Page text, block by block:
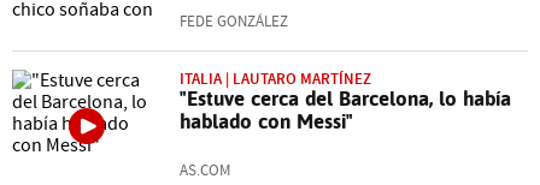
FEDE GONZÁLEZ
ITALIA | LAUTARO MARTÍNEZ
"Estuve cerca del Barcelona, lo había
hablado con Messi"
AS.COM